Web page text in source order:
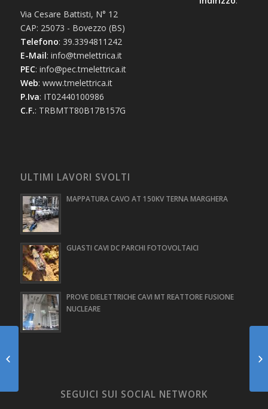
Via Cesare Battisti, N° 12
CAP: 25073 - Bovezzo (BS)
Telefono: 39.3394811242
E-Mail: info@tmelettrica.it
PEC: info@pec.tmelettrica.it
Web: www.tmelettrica.it
P.Iva: IT02440100986
C.F.: TRBMTT80B17B157G
ULTIMI LAVORI SVOLTI
MAPPATURA CAVO AT 150KV TERNA MARGHERA
GUASTI CAVI DC PARCHI FOTOVOLTAICI
PROVE DIELETTRICHE CAVI MT REATTORE FUSIONE
NUCLEARE
SEGUICI SUI SOCIAL NETWORK